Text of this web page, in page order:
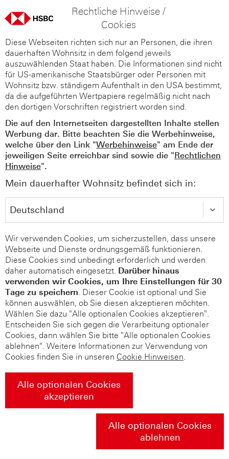
Rechtliche Hinweise /
Cookies
Diese Webseiten richten sich nur an Personen, die ihren
dauerhaften Wohnsitz in dem folgend jeweils
auszuwählenden Staat haben. Die Informationen sind nicht
für US-amerikanische Staatsbürger oder Personen mit
Wohnsitz bzw. ständigem Aufenthalt in den USA bestimmt,
da die aufgeführten Wertpapiere regelmäßig nicht nach
den dortigen Vorschriften registriert worden sind.
Die auf den Internetseiten dargestellten Inhalte stellen
Werbung dar. Bitte beachten Sie die Werbehinweise,
welche über den Link "Werbehinweise" am Ende der
jeweiligen Seite erreichbar sind sowie die "Rechtlichen
Hinweise".
Mein dauerhafter Wohnsitz befindet sich in:
Wir verwenden Cookies, um sicherzustellen, dass unsere
Webseite und Dienste ordnungsgemäß funktionieren.
Diese Cookies sind unbedingt erforderlich und werden
daher automatisch eingesetzt. Darüber hinaus
verwenden wir Cookies, um Ihre Einstellungen für 30
Tage zu speichern. Dieser Cookie ist optional und Sie
können auswählen, ob Sie diesen akzeptieren möchten.
Wählen Sie dazu "Alle optionalen Cookies akzeptieren".
Entscheiden Sie sich gegen die Verarbeitung optionaler
Cookies, dann wählen Sie bitte "Alle optionalen Cookies
ablehnen". Weitere Informationen zur Verwendung von
Cookies finden Sie in unseren Cookie Hinweisen.
Alle optionalen Cookies
akzeptieren
Alle optionalen Cookies
ablehnen